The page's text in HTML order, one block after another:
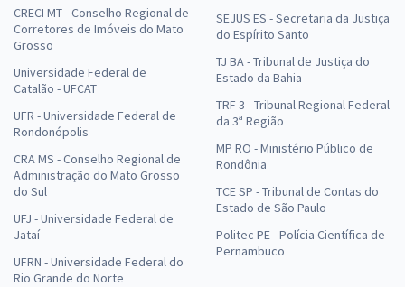
CRECI MT - Conselho Regional de
Corretores de Imóveis do Mato
Grosso
Universidade Federal de
Catalão - UFCAT
UFR - Universidade Federal de
Rondonópolis
CRA MS - Conselho Regional de
Administração do Mato Grosso
do Sul
UFJ - Universidade Federal de
Jataí
UFRN - Universidade Federal do
Rio Grande do Norte
SEJUS ES - Secretaria da Justiça
do Espírito Santo
TJ BA - Tribunal de Justiça do
Estado da Bahia
TRF 3 - Tribunal Regional Federal
da 3ª Região
MP RO - Ministério Público de
Rondônia
TCE SP - Tribunal de Contas do
Estado de São Paulo
Politec PE - Polícia Científica de
Pernambuco